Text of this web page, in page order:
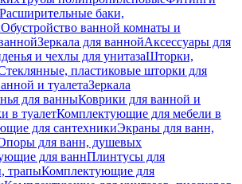
Расширительные баки,
Обустройство ванной комнаты и
Зеркала для ваннойАксессуары для
и чехлы для унитазаШторки,
пластиковые шторки для
и туалетаЗеркала
для ванныКоврики для ванной и
в туалетКомплектующие для мебели в
для сантехникиЭкраны для ванн,
для ванн, душевых
для ваннПлинтусы для
трапыКомплектующие для